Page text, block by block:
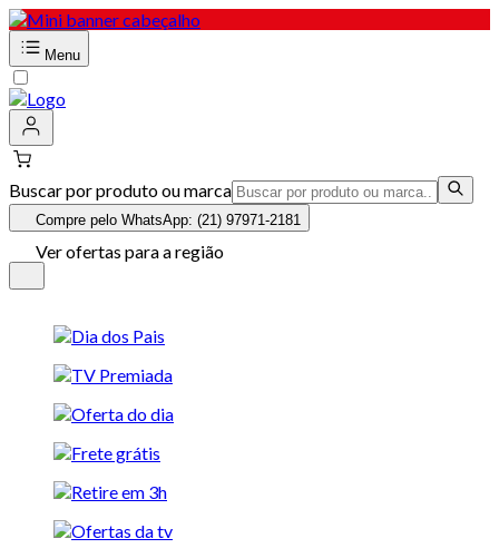
Menu
Buscar por produto ou marca
Compre pelo WhatsApp: (21) 97971-2181
Ver ofertas para a região